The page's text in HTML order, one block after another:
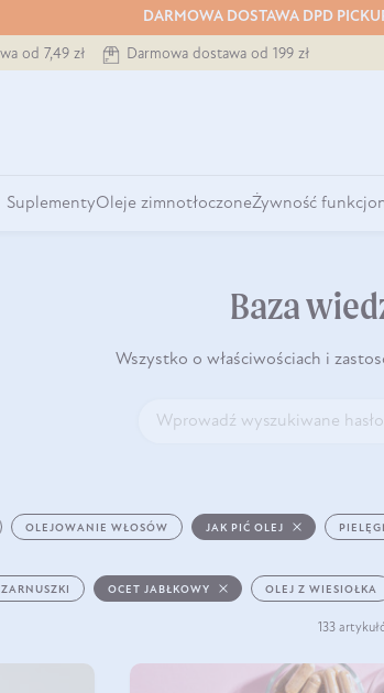
DARMOWA DOSTAWA DPD
od 7,49 zł Darmowa dostawa od 199 zł
SuplementyOleje zimnotłoczoneŻywność
Baza
Wszystko o właściwościach i
OLEJOWANIE WŁOSÓW JAK PIĆ OLEJ
OCET JABŁKOWY OLEJ Z WIESIOŁKA
133